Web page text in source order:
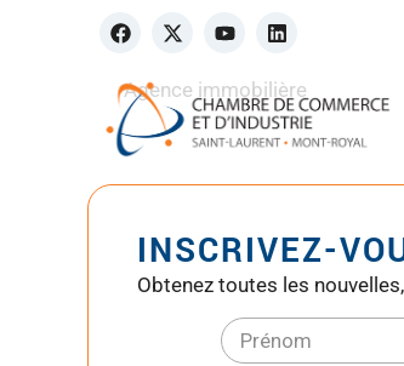
Agence immobilière
INSCRIVEZ-
Obtenez toutes les